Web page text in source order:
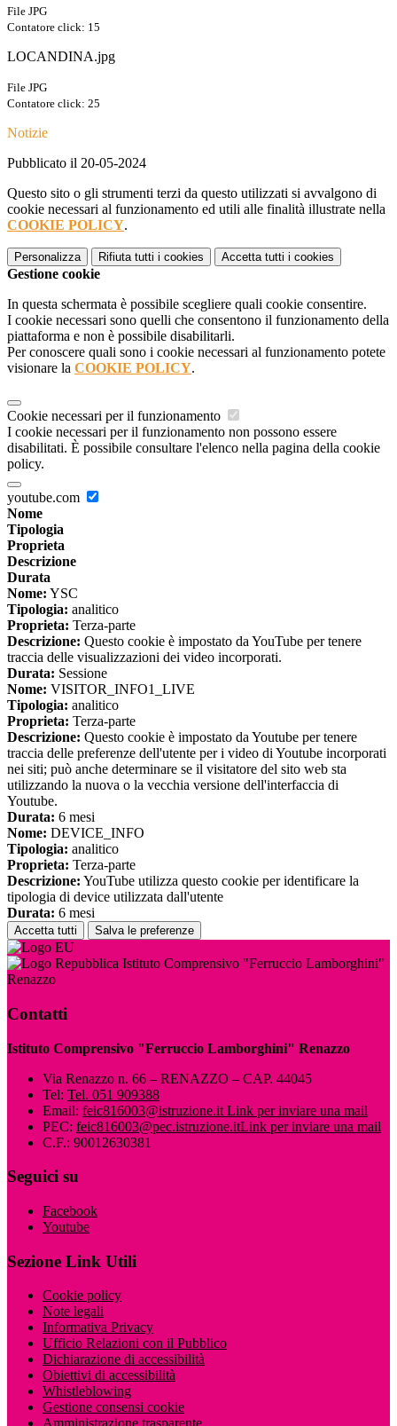
File JPG
Contatore click: 15
LOCANDINA.jpg
File JPG
Contatore click: 25
Notizie
Pubblicato il 20-05-2024
Questo sito o gli strumenti terzi da questo utilizzati si avvalgono di
cookie necessari al funzionamento ed utili alle finalità illustrate nella
COOKIE POLICY.
Personalizza Rifiuta tutti i cookies Accetta tutti i cookies
Gestione cookie
In questa schermata è possibile scegliere quali cookie consentire.
I cookie necessari sono quelli che consentono il funzionamento della
piattaforma e non è possibile disabilitarli.
Per conoscere quali sono i cookie necessari al funzionamento potete
visionare la COOKIE POLICY.
Cookie necessari per il funzionamento
I cookie necessari per il funzionamento non possono essere
disabilitati. È possibile consultare l'elenco nella pagina della cookie
policy.
youtube.com
Nome
Tipologia
Proprieta
Descrizione
Durata
Nome: YSC
Tipologia: analitico
Proprieta: Terza-parte
Descrizione: Questo cookie è impostato da YouTube per tenere
traccia delle visualizzazioni dei video incorporati.
Durata: Sessione
Nome: VISITOR_INFO1_LIVE
Tipologia: analitico
Proprieta: Terza-parte
Descrizione: Questo cookie è impostato da Youtube per tenere
traccia delle preferenze dell'utente per i video di Youtube incorporati
nei siti; può anche determinare se il visitatore del sito web sta
utilizzando la nuova o la vecchia versione dell'interfaccia di
Youtube.
Durata: 6 mesi
Nome: DEVICE_INFO
Tipologia: analitico
Proprieta: Terza-parte
Descrizione: YouTube utilizza questo cookie per identificare la
tipologia di device utilizzata dall'utente
Durata: 6 mesi
Accetta tutti Salva le preferenze
Istituto Comprensivo "Ferruccio Lamborghini"
Renazzo
Contatti
Istituto Comprensivo "Ferruccio Lamborghini" Renazzo
Via Renazzo n. 66 – RENAZZO – CAP. 44045
Tel: Tel. 051 909388
Email: feic816003@istruzione.it Link per inviare una mail
PEC: feic816003@pec.istruzione.itLink per inviare una mail
C.F.: 90012630381
Seguici su
Facebook
Youtube
Sezione Link Utili
Cookie policy
Note legali
Informativa Privacy
Ufficio Relazioni con il Pubblico
Dichiarazione di accessibilità
Obiettivi di accessibilità
Whistleblowing
Gestione consensi cookie